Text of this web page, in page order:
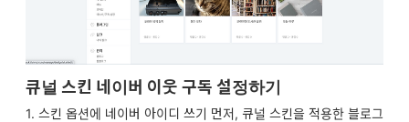
큐널 스킨 네이버 이웃 구독 설정하기
1. 스킨 옵션에 네이버 아이디 쓰기 먼저, 큐널 스킨을 적용한 블로그